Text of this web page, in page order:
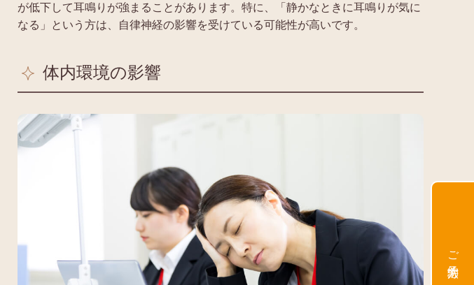
ご予約方法
が低下して耳鳴りが強まることがあります。特に、「静かなときに耳鳴りが気に
なる」という方は、自律神経の影響を受けている可能性が高いです。
体内環境の影響